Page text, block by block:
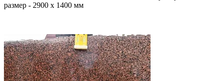
размер - 2900 х 1400 мм